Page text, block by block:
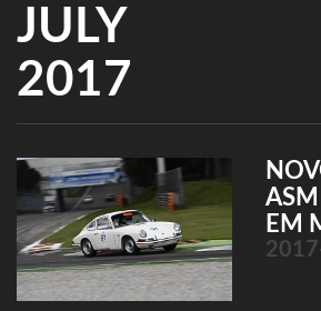
JULY
2017
ASM
EM